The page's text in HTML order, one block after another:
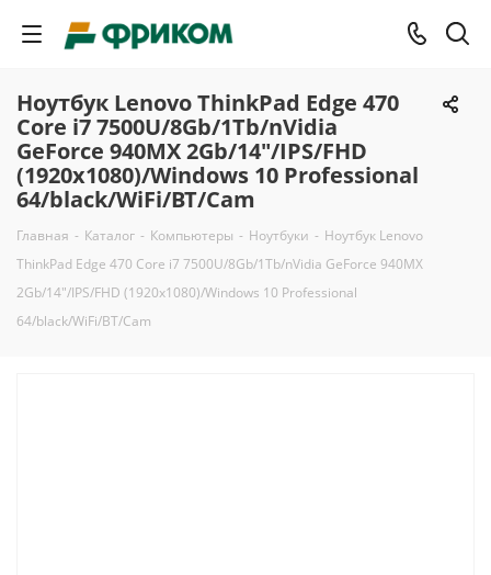
Ноутбук Lenovo ThinkPad Edge 470
Core i7 7500U/8Gb/1Tb/nVidia
GeForce 940MX 2Gb/14"/IPS/FHD
(1920x1080)/Windows 10 Professional
64/black/WiFi/BT/Cam
Главная - Каталог - Компьютеры - Ноутбуки - Ноутбук Lenovo
ThinkPad Edge 470 Core i7 7500U/8Gb/1Tb/nVidia GeForce 940MX
2Gb/14"/IPS/FHD (1920x1080)/Windows 10 Professional
64/black/WiFi/BT/Cam